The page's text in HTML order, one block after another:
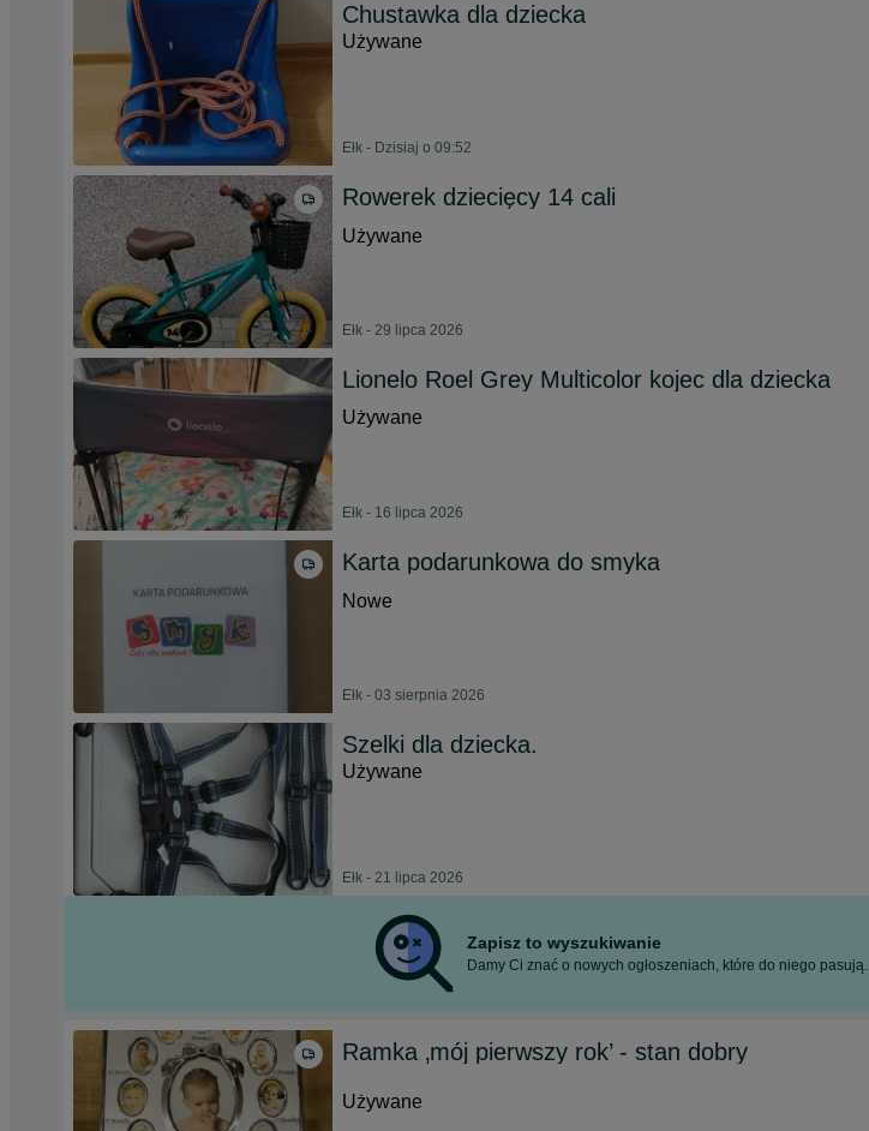
Chustawka dla dziecka
Używane
Ełk - Dzisiaj o 09:52
Rowerek dziecięcy 14 cali
Używane
Ełk - 29 lipca 2026
Lionelo Roel Grey Multicolor kojec dla dziecka
Używane
Ełk - 16 lipca 2026
Karta podarunkowa do smyka
Nowe
Ełk - 03 sierpnia 2026
Szelki dla dziecka.
Używane
Ełk - 21 lipca 2026
Zapisz to wyszukiwanie
Damy Ci znać o nowych ogłoszeniach, które do niego pasują.
Ramka ‚mój pierwszy rok’ - stan dobry
Używane